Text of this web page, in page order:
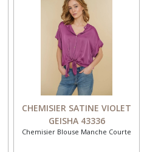
CHEMISIER SATINE VIOLET
GEISHA 43336
Chemisier Blouse Manche Courte